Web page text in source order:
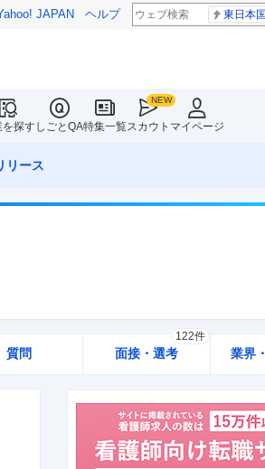
JAPAN ヘルプ 東日本
を探すしごとQA特集一覧スカウト マイページ
リース
質問 面接・選考
122件
業界